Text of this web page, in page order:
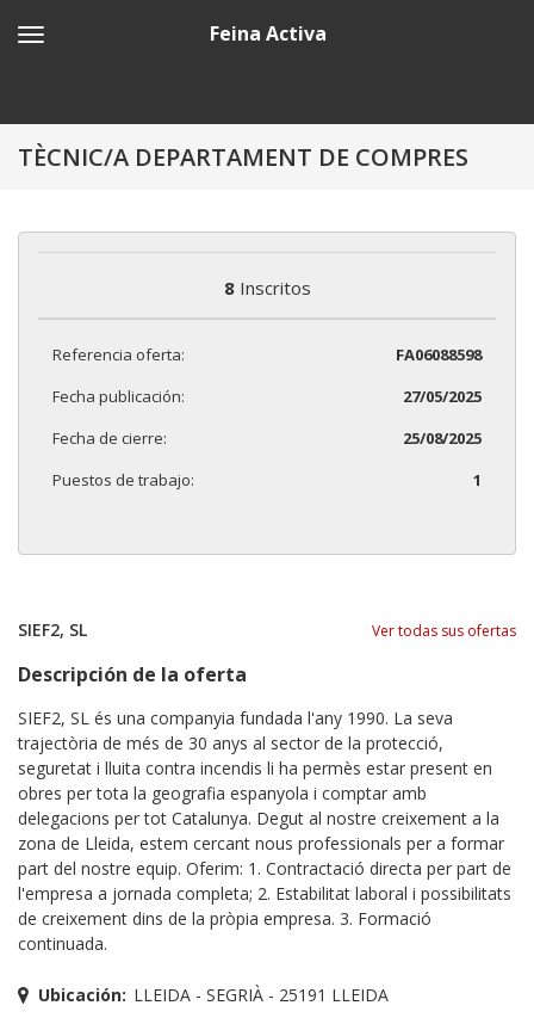
Feina Activa
TÈCNIC/A DEPARTAMENT DE COMPRES
8Inscritos
Referencia oferta:
FA06088598
Fecha publicación:
27/05/2025
Fecha de cierre:
25/08/2025
Puestos de trabajo:
1
SIEF2, SL Ver todas sus ofertas
Descripción de la oferta
SIEF2, SL és una companyia fundada l'any 1990. La seva
trajectòria de més de 30 anys al sector de la protecció,
seguretat i lluita contra incendis li ha permès estar present en
obres per tota la geografia espanyola i comptar amb
delegacions per tot Catalunya. Degut al nostre creixement a la
zona de Lleida, estem cercant nous professionals per a formar
part del nostre equip. Oferim: 1. Contractació directa per part de
l'empresa a jornada completa; 2. Estabilitat laboral i possibilitats
de creixement dins de la pròpia empresa. 3. Formació
continuada.
Ubicación: LLEIDA - SEGRIÀ - 25191 LLEIDA